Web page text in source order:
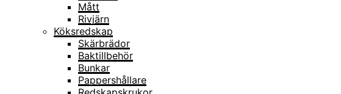
Mått
Rivjärn
Köksredskap
Skärbrädor
Baktillbehör
Bunkar
Pappershållare